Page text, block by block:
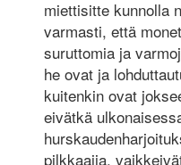
miettisitte kunnolla
varmasti, että
suruttomia ja
he ovat ja
kuitenkin ovat
eivätkä
pilkkaajia,